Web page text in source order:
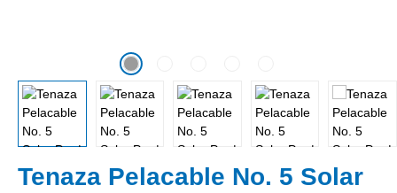
Tenaza Pelacable No. 5 Solar